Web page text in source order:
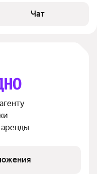
Чат
аренды